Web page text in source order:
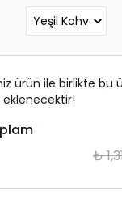
ürün ile birlikte bu
₺